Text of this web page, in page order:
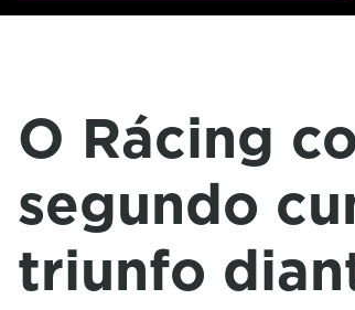
O Rácing
segundo
triunfo